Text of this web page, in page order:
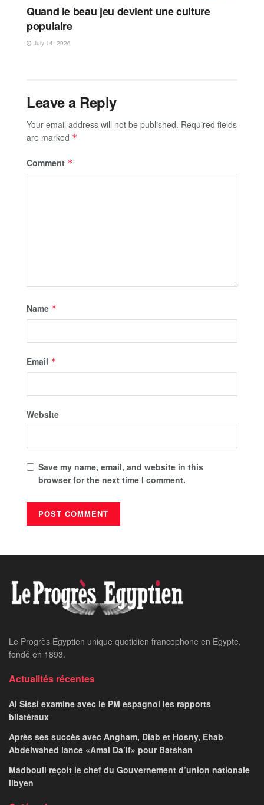
Quand le beau jeu devient une culture
populaire
July 14, 2026
Leave a Reply
Your email address will not be published. Required fields
are marked *
Comment *
Name *
Email *
Website
Save my name, email, and website in this
browser for the next time I comment.
Le Progrès Egyptien unique quotidien francophone en Egypte,
fondé en 1893.
Actualités récentes
Al Sissi examine avec le PM espagnol les rapports
bilatéraux
Après ses succès avec Angham, Diab et Hosny, Ehab
Abdelwahed lance «Amal Da’if» pour Batshan
Madbouli reçoit le chef du Gouvernement d’union nationale
libyen